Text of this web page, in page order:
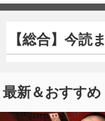
【総合】今読
最新＆おすすめ